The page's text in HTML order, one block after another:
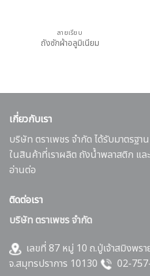
ลายเรียบ
ถังซักผ้าอลูมิเนียม
เกี่ยวกับเรา
บริษัท ตราเพชร จำกัด ได้รับมาตร
ในสินค้าที่เราผลิต ถังน้ำพลาสติก แล
อ่านต่อ
ติดต่อเรา
บริษัท ตราเพชร จำกัด
เลขที่ 87 หมู่ 10 ถ.ปู่เจ้าสมิงพรา
จ.สมุทรปราการ 10130
02-